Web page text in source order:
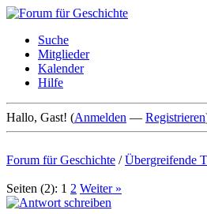
Suche
Mitglieder
Kalender
Hilfe
Hallo, Gast! (Anmelden — Registrieren
Forum für Geschichte /Übergreifende
Seiten (2): 1 2 Weiter »